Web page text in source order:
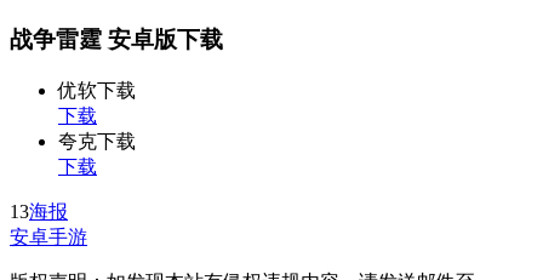
战争雷霆 安卓版下载
优软下载
下载
夸克下载
下载
13海报
安卓手游